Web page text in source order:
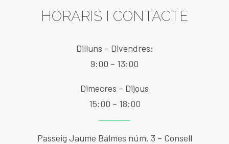
HORARIS I CONTACTE
Dilluns – Divendres:
9:00 – 13:00
Dimecres – Dijous
15:00 – 18:00
Passeig Jaume Balmes núm. 3 – Consell